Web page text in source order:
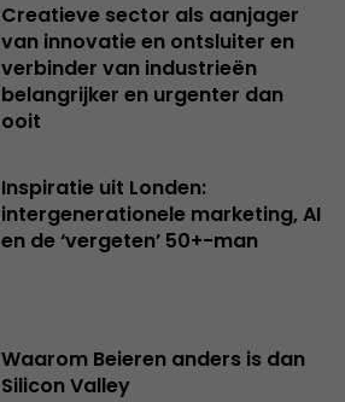
Creatieve sector als aanjager
van innovatie en ontsluiter en
verbinder van industrieën
belangrijker en urgenter dan
ooit
Inspiratie uit Londen:
intergenerationele marketing, AI
en de ‘vergeten’ 50+-man
Waarom Beieren anders is dan
Silicon Valley